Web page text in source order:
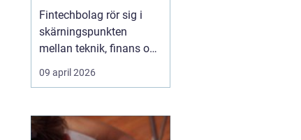
tillväxtbransch
Fintechbolag rör sig i
skärningspunkten
mellan teknik, finans och
reglering. Tempot är
högt, investerare ställer
myndigheter skärper
tillsynen. I den miljön blir
09 april 2026